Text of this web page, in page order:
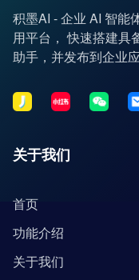
积墨AI - 企业 AI 智能
用平台， 快速搭建具
助手，并发布到企业
关于我们
首页
功能介绍
关于我们